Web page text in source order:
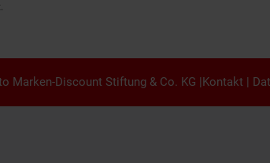
Marken-Discount Stiftung & Co. KG |Kontakt |